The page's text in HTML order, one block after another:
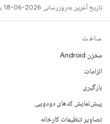
تاریخ آخرین به‌روزرسانی 2026-06-18 به‌وقت ساعت هماهنگ جهانی.
ساخت
مخزن Android
الزامات
بارگیری
پیش‌نمایش کدهای دودویی
تصاویر تنظیمات کارخانه